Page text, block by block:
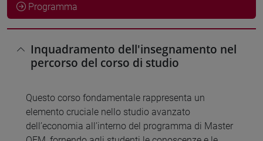
Programma
Inquadramento dell'insegnamento nel
percorso del corso di studio
Questo corso fondamentale rappresenta un
elemento cruciale nello studio avanzato
dell’economia all’interno del programma di Master